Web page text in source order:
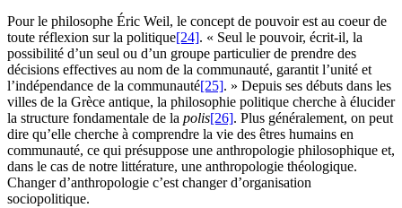
Pour le philosophe Éric Weil, le concept de pouvoir est au coeur de
toute réflexion sur la politique[24]. « Seul le pouvoir, écrit-il, la
possibilité d’un seul ou d’un groupe particulier de prendre des
décisions effectives au nom de la communauté, garantit l’unité et
l’indépendance de la communauté[25]. » Depuis ses débuts dans les
villes de la Grèce antique, la philosophie politique cherche à élucider
la structure fondamentale de la polis[26]. Plus généralement, on peut
dire qu’elle cherche à comprendre la vie des êtres humains en
communauté, ce qui présuppose une anthropologie philosophique et,
dans le cas de notre littérature, une anthropologie théologique.
Changer d’anthropologie c’est changer d’organisation
sociopolitique.